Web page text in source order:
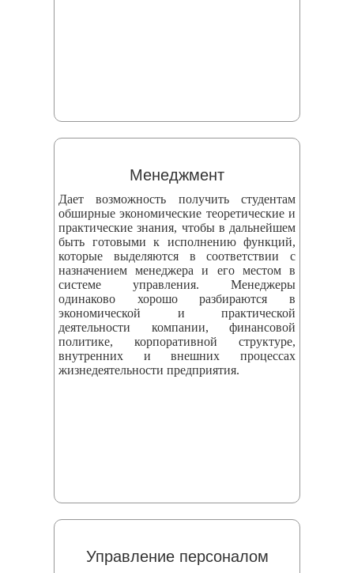
Менеджмент
Дает возможность получить студентам
обширные экономические теоретические и
практические знания, чтобы в дальнейшем
быть готовыми к исполнению функций,
которые выделяются в соответствии с
назначением менеджера и его местом в
системе управления. Менеджеры
одинаково хорошо разбираются в
экономической и практической
деятельности компании, финансовой
политике, корпоративной структуре,
внутренних и внешних процессах
жизнедеятельности предприятия.
Управление персоналом